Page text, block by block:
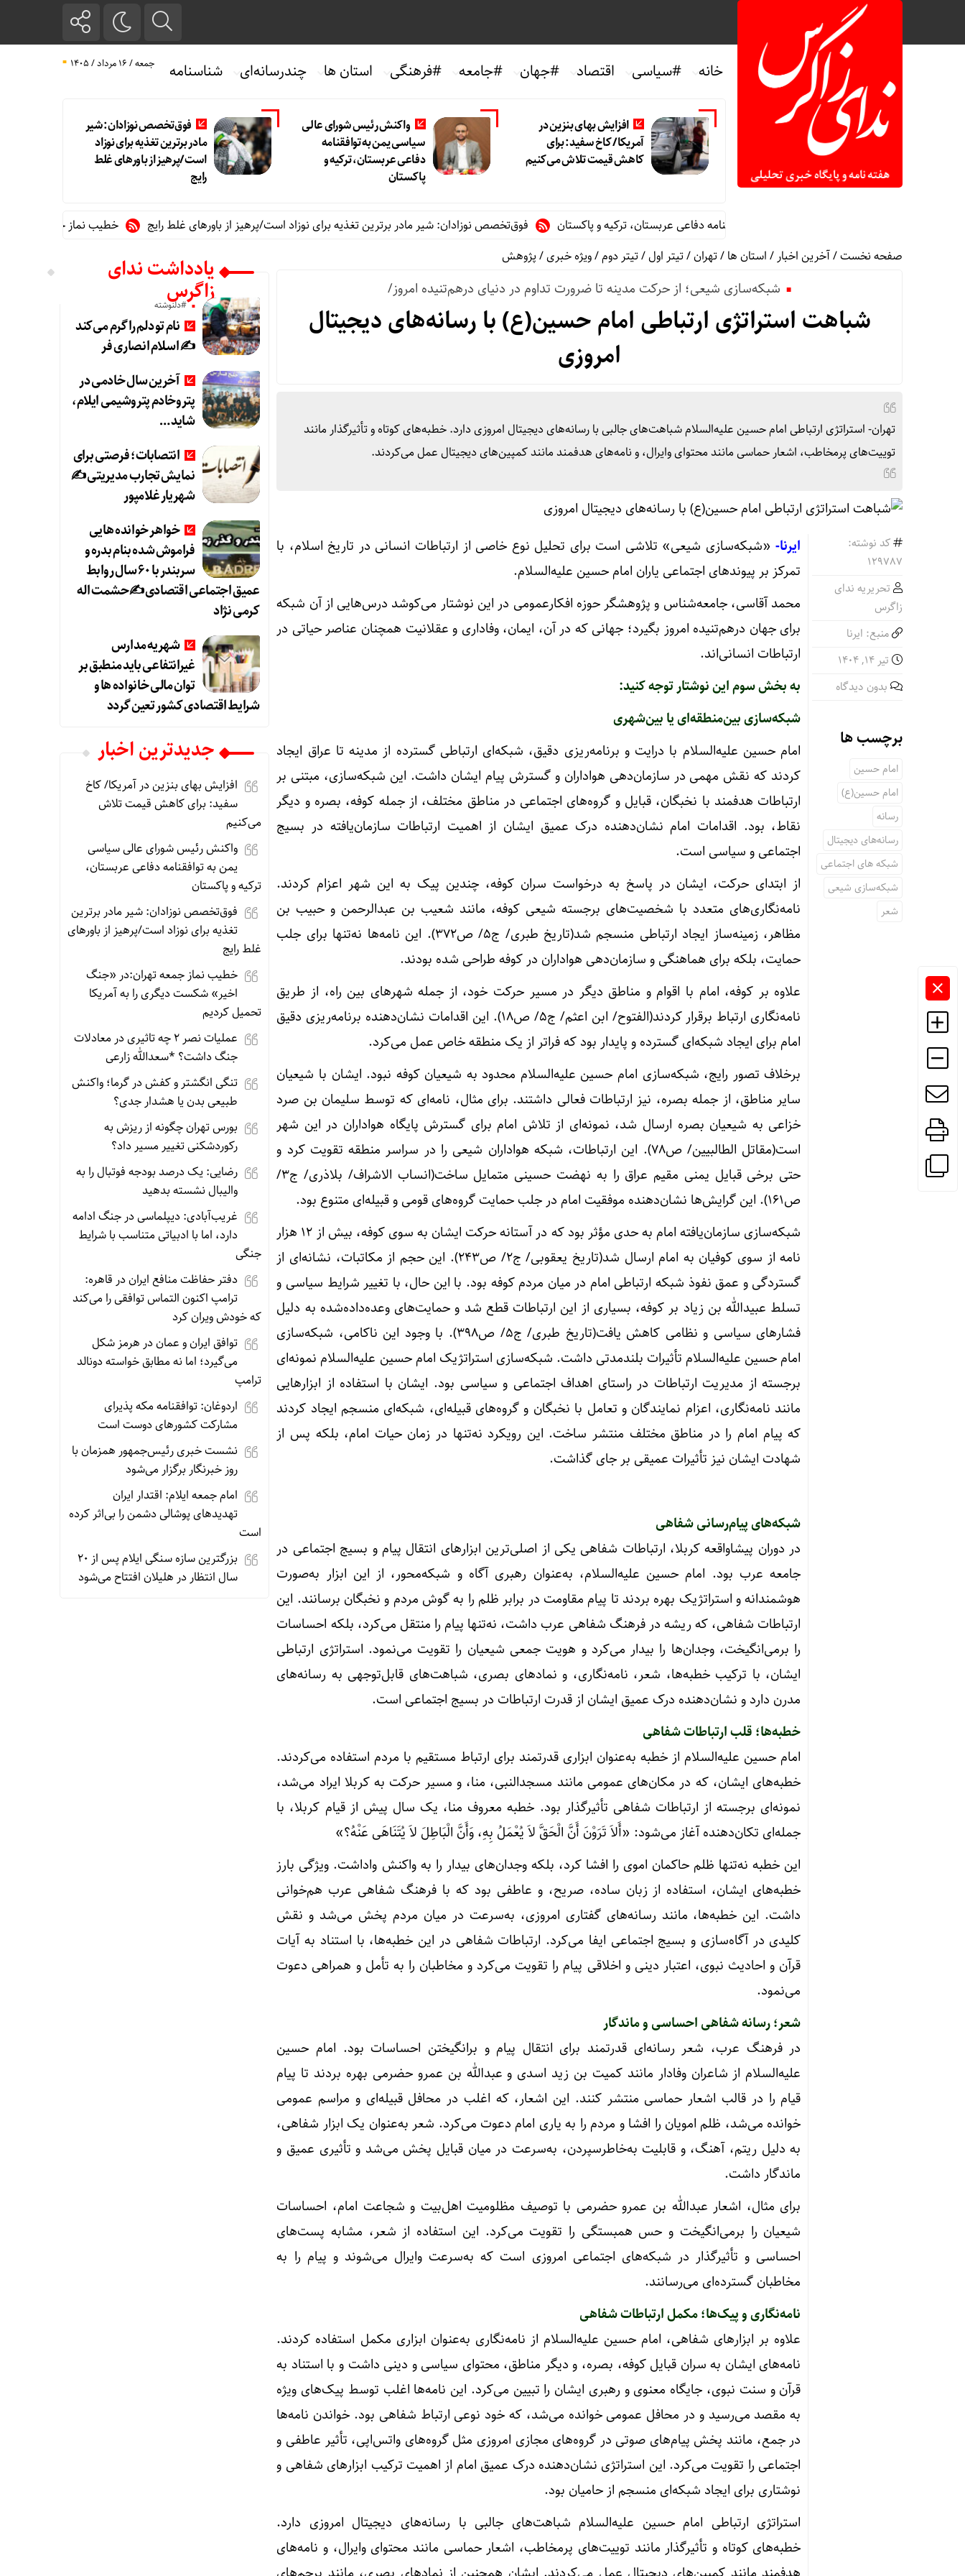
خانه #سیاسی اقتصاد #جهان #جامعه #فرهنگی استان ها چندرسانه‌ای شناسنامه جمعه / ۱۶ مرداد / ۱۴۰۵
افزایش بهای بنزین در
آمریکا/ کاخ سفید: برای
کاهش قیمت تلاش می‌کنیم
واکنش رئیس شورای عالی
سیاسی یمن به توافقنامه
دفاعی عربستان، ترکیه و
پاکستان
فوق‌تخصص نوزادان: شیر
مادر برترین تغذیه برای نوزاد
است/پرهیز از باورهای غلط
رایج
رئیس شورای عالی سیاسی یمن به توافقنامه دفاعی عربستان، ترکیه و پاکستان فوق‌تخصص نوزادان: شیر مادر برترین تغذیه برای نوزاد است/پرهیز از باورهای غلط رایج
خطیب نماز جمعه تهران:در
صفحه نخست/آخرین اخبار/استان ها/تهران/تیتر اول/تیتر دوم/ویژه خبری/پژوهش
شبکه‌سازی شیعی؛ از حرکت مدینه تا ضرورت تداوم در دنیای درهم‌تنیده امروز/
شباهت‌ استراتژی ارتباطی امام حسین(ع) با رسانه‌های دیجیتال
امروزی
تهران- استراتژی ارتباطی امام حسین علیه‌السلام شباهت‌های جالبی با رسانه‌های دیجیتال امروزی دارد. خطبه‌های کوتاه و تأثیرگذار مانند
توییت‌های پرمخاطب، اشعار حماسی مانند محتوای وایرال، و نامه‌های هدفمند مانند کمپین‌های دیجیتال عمل می‌کردند.
کد نوشته:
129787
تحریریه ندای
زاگرس
منبع: ایرنا
تیر ۱۴, ۱۴۰۴
بدون دیدگاه
برچسب ها
امام حسین
امام حسین(ع)
رسانه‌
رسانه‌های دیجیتال
شبکه های اجتماعی
شبکه‌سازی شیعی
شعر
ایرنا- «شبکه‌سازی شیعی» تلاشی است برای تحلیل نوع خاصی از ارتباطات انسانی در تاریخ اسلام، با
تمرکز بر پیوندهای اجتماعی یاران امام حسین علیه‌السلام.
محمد آقاسی، جامعه‌شناس و پژوهشگر حوزه افکارعمومی در این نوشتار می‌کوشد درس‌هایی از آن شبکه
برای جهان درهم‌تنیده امروز بگیرد؛ جهانی که در آن، ایمان، وفاداری و عقلانیت همچنان عناصر حیاتی در
ارتباطات انسانی‌اند.
به بخش سوم این نوشتار توجه کنید:
شبکه‌سازی بین‌منطقه‌ای یا بین‌شهری
امام حسین علیه‌السلام با درایت و برنامه‌ریزی دقیق، شبکه‌ای ارتباطی گسترده از مدینه تا عراق ایجاد
کردند که نقش مهمی در سازمان‌دهی هواداران و گسترش پیام ایشان داشت. این شبکه‌سازی، مبتنی بر
ارتباطات هدفمند با نخبگان، قبایل و گروه‌های اجتماعی در مناطق مختلف، از جمله کوفه، بصره و دیگر
نقاط، بود. اقدامات امام نشان‌دهنده درک عمیق ایشان از اهمیت ارتباطات سازمان‌یافته در بسیج
اجتماعی و سیاسی است.
از ابتدای حرکت، ایشان در پاسخ به درخواست سران کوفه، چندین پیک به این شهر اعزام کردند.
نامه‌نگاری‌های متعدد با شخصیت‌های برجسته شیعی کوفه، مانند شعیب بن عبدالرحمن و حبیب بن
مظاهر، زمینه‌ساز ایجاد ارتباطی منسجم شد(تاریخ طبری/ ج۵/ ص۳۷۲). این نامه‌ها نه‌تنها برای جلب
حمایت، بلکه برای هماهنگی و سازمان‌دهی هواداران در کوفه طراحی شده بودند.
علاوه بر کوفه، امام با اقوام و مناطق دیگر در مسیر حرکت خود، از جمله شهرهای بین راه، از طریق
نامه‌نگاری ارتباط برقرار کردند(الفتوح/ ابن اعثم/ ج۵/ ص۱۸). این اقدامات نشان‌دهنده برنامه‌ریزی دقیق
امام برای ایجاد شبکه‌ای گسترده و پایدار بود که فراتر از یک منطقه خاص عمل می‌کرد.
برخلاف تصور رایج، شبکه‌سازی امام حسین علیه‌السلام محدود به شیعیان کوفه نبود. ایشان با شیعیان
سایر مناطق، از جمله بصره، نیز ارتباطات فعالی داشتند. برای مثال، نامه‌ای که توسط سلیمان بن صرد
خزاعی به شیعیان بصره ارسال شد، نمونه‌ای از تلاش امام برای گسترش پایگاه هواداران در این شهر
است(مقاتل الطالبیین/ ص۷۸). این ارتباطات، شبکه هواداران شیعی را در سراسر منطقه تقویت کرد و
حتی برخی قبایل یمنی مقیم عراق را به نهضت حسینی متمایل ساخت(انساب الاشراف/ بلاذری/ ج۳/
ص۱۶۱). این گرایش‌ها نشان‌دهنده موفقیت امام در جلب حمایت گروه‌های قومی و قبیله‌ای متنوع بود.
شبکه‌سازی سازمان‌یافته امام به حدی مؤثر بود که در آستانه حرکت ایشان به سوی کوفه، بیش از ۱۲ هزار
نامه از سوی کوفیان به امام ارسال شد(تاریخ یعقوبی/ ج۲/ ص۲۴۳). این حجم از مکاتبات، نشانه‌ای از
گستردگی و عمق نفوذ شبکه ارتباطی امام در میان مردم کوفه بود. با این حال، با تغییر شرایط سیاسی و
تسلط عبیدالله بن زیاد بر کوفه، بسیاری از این ارتباطات قطع شد و حمایت‌های وعده‌داده‌شده به دلیل
فشارهای سیاسی و نظامی کاهش یافت(تاریخ طبری/ ج۵/ ص۳۹۸). با وجود این ناکامی، شبکه‌سازی
امام حسین علیه‌السلام تأثیرات بلندمدتی داشت. شبکه‌سازی استراتژیک امام حسین علیه‌السلام نمونه‌ای
برجسته از مدیریت ارتباطات در راستای اهداف اجتماعی و سیاسی بود. ایشان با استفاده از ابزارهایی
مانند نامه‌نگاری، اعزام نمایندگان و تعامل با نخبگان و گروه‌های قبیله‌ای، شبکه‌ای منسجم ایجاد کردند
که پیام امام را در مناطق مختلف منتشر ساخت. این رویکرد نه‌تنها در زمان حیات امام، بلکه پس از
شهادت ایشان نیز تأثیرات عمیقی بر جای گذاشت.
شبکه‌های پیام‌رسانی شفاهی
در دوران پیشاواقعه کربلا، ارتباطات شفاهی یکی از اصلی‌ترین ابزارهای انتقال پیام و بسیج اجتماعی در
جامعه عرب بود. امام حسین علیه‌السلام، به‌عنوان رهبری آگاه و شبکه‌محور، از این ابزار به‌صورت
هوشمندانه و استراتژیک بهره بردند تا پیام مقاومت در برابر ظلم را به گوش مردم و نخبگان برسانند. این
ارتباطات شفاهی، که ریشه در فرهنگ شفاهی عرب داشت، نه‌تنها پیام را منتقل می‌کرد، بلکه احساسات
را برمی‌انگیخت، وجدان‌ها را بیدار می‌کرد و هویت جمعی شیعیان را تقویت می‌نمود. استراتژی ارتباطی
ایشان، با ترکیب خطبه‌ها، شعر، نامه‌نگاری، و نمادهای بصری، شباهت‌های قابل‌توجهی به رسانه‌های
مدرن دارد و نشان‌دهنده درک عمیق ایشان از قدرت ارتباطات در بسیج اجتماعی است.
خطبه‌ها؛ قلب ارتباطات شفاهی
امام حسین علیه‌السلام از خطبه به‌عنوان ابزاری قدرتمند برای ارتباط مستقیم با مردم استفاده می‌کردند.
خطبه‌های ایشان، که در مکان‌های عمومی مانند مسجدالنبی، منا، و مسیر حرکت به کربلا ایراد می‌شد،
نمونه‌ای برجسته از ارتباطات شفاهی تأثیرگذار بود. خطبه معروف منا، یک سال پیش از قیام کربلا، با
جمله‌ای تکان‌دهنده آغاز می‌شود: «أَلاَ تَرَوْنَ أَنَّ الْحَقَّ لاَ یُعْمَلُ بِهِ، وَأَنَّ الْبَاطِلَ لاَ یُتَنَاهَی عَنْهُ؟»
این خطبه نه‌تنها ظلم حاکمان اموی را افشا کرد، بلکه وجدان‌های بیدار را به واکنش واداشت. ویژگی بارز
خطبه‌های ایشان، استفاده از زبان ساده، صریح، و عاطفی بود که با فرهنگ شفاهی عرب هم‌خوانی
داشت. این خطبه‌ها، مانند رسانه‌های گفتاری امروزی، به‌سرعت در میان مردم پخش می‌شد و نقش
کلیدی در آگاه‌سازی و بسیج اجتماعی ایفا می‌کرد. ارتباطات شفاهی در این خطبه‌ها، با استناد به آیات
قرآن و احادیث نبوی، اعتبار دینی و اخلاقی پیام را تقویت می‌کرد و مخاطبان را به تأمل و همراهی دعوت
می‌نمود.
شعر؛ رسانه شفاهی احساسی و ماندگار
در فرهنگ عرب، شعر رسانه‌ای قدرتمند برای انتقال پیام و برانگیختن احساسات بود. امام حسین
علیه‌السلام از شاعران وفادار مانند کمیت بن زید اسدی و عبدالله بن عمرو حضرمی بهره بردند تا پیام
قیام را در قالب اشعار حماسی منتشر کنند. این اشعار، که اغلب در محافل قبیله‌ای و مراسم عمومی
خوانده می‌شد، ظلم امویان را افشا و مردم را به یاری امام دعوت می‌کرد. شعر به‌عنوان یک ابزار شفاهی،
به دلیل ریتم، آهنگ، و قابلیت به‌خاطرسپردن، به‌سرعت در میان قبایل پخش می‌شد و تأثیری عمیق و
ماندگار داشت.
برای مثال، اشعار عبدالله بن عمرو حضرمی با توصیف مظلومیت اهل‌بیت و شجاعت امام، احساسات
شیعیان را برمی‌انگیخت و حس همبستگی را تقویت می‌کرد. این استفاده از شعر، مشابه پست‌های
احساسی و تأثیرگذار در شبکه‌های اجتماعی امروزی است که به‌سرعت وایرال می‌شوند و پیام را به
مخاطبان گسترده‌ای می‌رسانند.
نامه‌نگاری و پیک‌ها؛ مکمل ارتباطات شفاهی
علاوه بر ابزارهای شفاهی، امام حسین علیه‌السلام از نامه‌نگاری به‌عنوان ابزاری مکمل استفاده کردند.
نامه‌های ایشان به سران قبایل کوفه، بصره، و دیگر مناطق، محتوای سیاسی و دینی داشت و با استناد به
قرآن و سنت نبوی، جایگاه معنوی و رهبری ایشان را تبیین می‌کرد. این نامه‌ها اغلب توسط پیک‌های ویژه
به مقصد می‌رسید و در محافل عمومی خوانده می‌شد، که خود نوعی ارتباط شفاهی بود. خواندن نامه‌ها
در جمع، مانند پخش پیام‌های صوتی در گروه‌های مجازی امروزی مثل گروه‌های واتس‌اپی، تأثیر عاطفی و
اجتماعی را تقویت می‌کرد. این استراتژی نشان‌دهنده درک عمیق امام از اهمیت ترکیب ابزارهای شفاهی و
نوشتاری برای ایجاد شبکه‌ای منسجم از حامیان بود.
استراتژی ارتباطی امام حسین علیه‌السلام شباهت‌های جالبی با رسانه‌های دیجیتال امروزی دارد.
خطبه‌های کوتاه و تأثیرگذار مانند توییت‌های پرمخاطب، اشعار حماسی مانند محتوای وایرال، و نامه‌های
یادداشت ندای
زاگرس
#دلنوشته
نام تو دلم را گرم می‌کند
✍️ اسلام انصاری فر
آخرین سال خادمی در
پتروخادم پتروشیمی ایلام،
شاید …
انتصابات؛ فرصتی برای
نمایش تجارب مدیریتی ✍
شهریار غلامپور
خواهر خوانده هایی
فراموش شده بنام بدره و
سربندر با ۶۰ سال روابط
عمیق اجتماعی اقتصادی ✍حشمت اله
کرمی نژاد
شهریه مدارس
غیرانتفاعی باید منطبق بر
توان مالی خانواده ها و
شرایط اقتصادی کشور تعین گردد
جديدترين اخبار
افزایش بهای بنزین در آمریکا/ کاخ
سفید: برای کاهش قیمت تلاش
می‌کنیم
واکنش رئیس شورای عالی سیاسی
یمن به توافقنامه دفاعی عربستان،
ترکیه و پاکستان
فوق‌تخصص نوزادان: شیر مادر برترین
تغذیه برای نوزاد است/پرهیز از باورهای
غلط رایج
خطیب نماز جمعه تهران:در «جنگ
اخیر» شکست دیگری را به آمریکا
تحمیل کردیم
عملیات نصر ۲ چه تاثیری در معادلات
جنگ داشت؟ *سعدالله زارعی
تنگی انگشتر و کفش در گرما؛ واکنش
طبیعی بدن یا هشدار جدی؟
بورس تهران چگونه از ریزش به
رکوردشکنی تغییر مسیر داد؟
رضایی: یک درصد بودجه فوتبال را به
والیبال نشسته بدهید
غریب‌آبادی: دیپلماسی در جنگ ادامه
دارد، اما با ادبیاتی متناسب با شرایط
جنگی
دفتر حفاظت منافع ایران در قاهره:
ترامپ اکنون التماس توافقی را می‌کند
که خودش ویران کرد
توافق ایران و عمان در هرمز شکل
می‌گیرد؛ اما نه مطابق خواسته دونالد
ترامپ
اردوغان: توافقنامه مکه پذیرای
مشارکت کشورهای دوست است
نشست خبری رئیس‌جمهور همزمان با
روز خبرنگار برگزار می‌شود
امام جمعه ایلام: اقتدار ایران
تهدیدهای پوشالی دشمن را بی‌اثر کرده
است
بزرگترین سازه سنگی ایلام پس از ۲۰
سال انتظار در هلیلان افتتاح می‌شود